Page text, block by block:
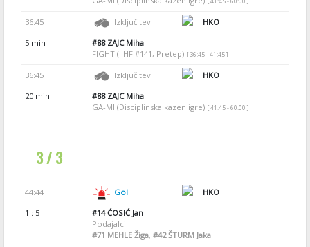
36:45 Izključitev
HKO
5 min
#88ZAJC Miha
FIGHT (IIHF #141, Pretep) [ 36:45 - 41:45 ]
36:45 Izključitev
HKO
20 min
#88ZAJC Miha
GA-MI (Disciplinska kazen igre) [ 41:45 - 60:00 ]
3 / 3
44:44 Gol
HKO
1 : 5
#14ĆOSIĆ Jan
Podajalci:
#71 MEHLE Žiga, #42ŠTURM Jaka